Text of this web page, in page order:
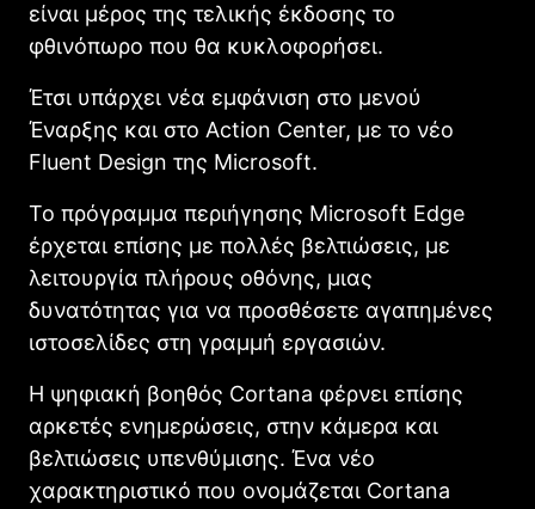
είναι μέρος της τελικής έκδοσης το
φθινόπωρο που θα κυκλοφορήσει.
Έτσι υπάρχει νέα εμφάνιση στο μενού
Έναρξης και στο Action Center, με το νέο
Fluent Design της Microsoft.
Το πρόγραμμα περιήγησης Microsoft Edge
έρχεται επίσης με πολλές βελτιώσεις, με
λειτουργία πλήρους οθόνης, μιας
δυνατότητας για να προσθέσετε αγαπημένες
ιστοσελίδες στη γραμμή εργασιών.
Η ψηφιακή βοηθός Cortana φέρνει επίσης
αρκετές ενημερώσεις, στην κάμερα και
βελτιώσεις υπενθύμισης. Ένα νέο
χαρακτηριστικό που ονομάζεται Cortana